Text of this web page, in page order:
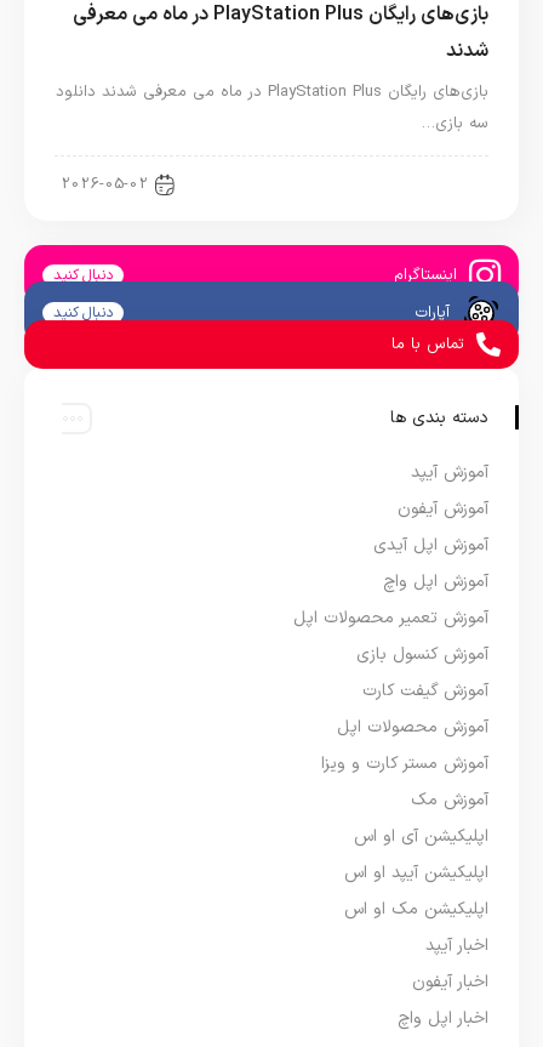
بازی‌های رایگان PlayStation Plus در ماه می معرفی
شدند
بازی‌های رایگان PlayStation Plus در ماه می معرفی شدند دانلود
سه بازی…
2026-05-02
اینستاگرام دنبال کنید
آپارات دنبال کنید
تماس با ما
دسته بندی ها
آموزش آیپد
آموزش آیفون
آموزش اپل آیدی
آموزش اپل واچ
آموزش تعمیر محصولات اپل
آموزش کنسول بازی
آموزش گیفت کارت
آموزش محصولات اپل
آموزش مستر کارت و ویزا
آموزش مک
اپلیکیشن آی او اس
اپلیکیشن آیپد او اس
اپلیکیشن مک او اس
اخبار آیپد
اخبار آیفون
اخبار اپل واچ